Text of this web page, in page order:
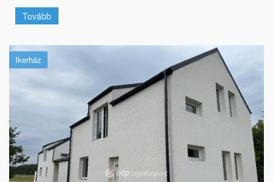
Tovább
Ikerház